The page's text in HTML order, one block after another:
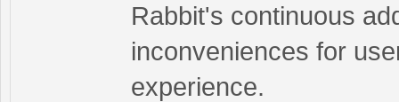
Rabbit's continuous
inconveniences for
experience.